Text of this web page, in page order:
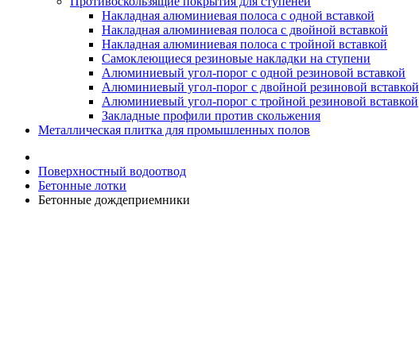
Накладная алюминиевая полоса с одной вставкой
Накладная алюминиевая полоса с двойной вставкой
Накладная алюминиевая полоса с тройной вставкой
Самоклеющиеся резиновые накладки на ступени
Алюминиевый угол-порог с одной резиновой вставкой
Алюминиевый угол-порог с двойной резиновой вставкой
Алюминиевый угол-порог с тройной резиновой вставкой
Закладные профили против скольжения
Металлическая плитка для промышленных полов
Поверхностный водоотвод
Бетонные лотки
Бетонные дождеприемники